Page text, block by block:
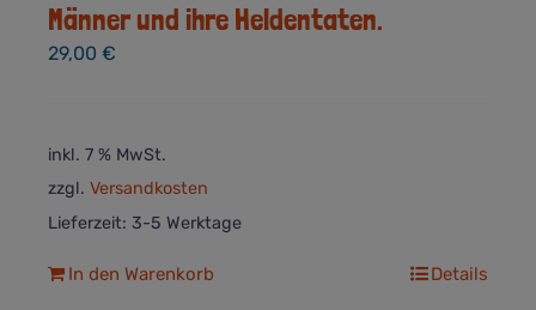
Männer und ihre Heldentaten.
29,00 €
inkl. 7 % MwSt.
zzgl. Versandkosten
Lieferzeit: 3-5 Werktage
In den Warenkorb Details